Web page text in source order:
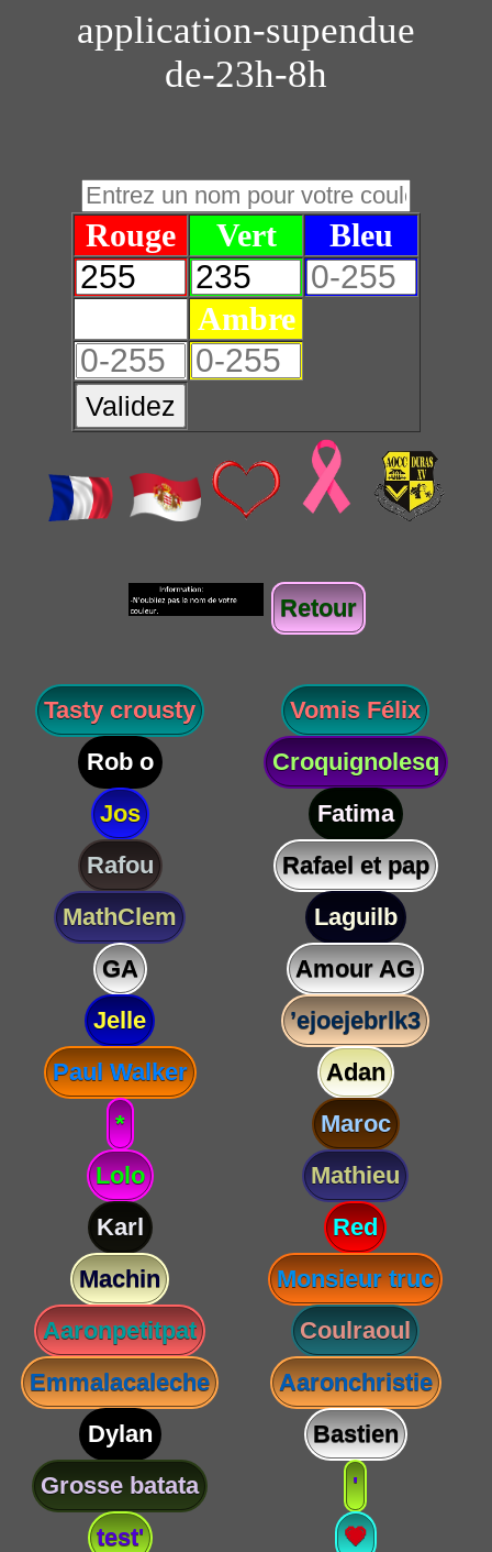
application-supendue
de-23h-8h
Rouge Vert Bleu
Ambre
Validez
Retour
Tasty crousty
Vomis Félix
Rob o
Croquignolesq
Jos
Fatima
Rafou
Rafael et pap
MathClem
Laguilb
GA
Amour AG
Jelle
’ejoejebrlk3
Paul Walker
Adan
*
Maroc
Lolo
Mathieu
Karl
Red
Machin
Monsieur truc
Aaronpetitpat
Coulraoul
Emmalacaleche
Aaronchristie
Dylan
Bastien
Grosse batata
'
test'
💗